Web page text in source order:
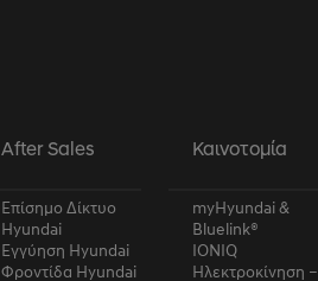
After Sales
Επίσημο Δίκτυο
Hyundai
Εγγύηση Hyundai
Φροντίδα Hyundai
Καινοτομία
myHyundai &
Bluelink®
IONIQ
Ηλεκτροκίνηση –